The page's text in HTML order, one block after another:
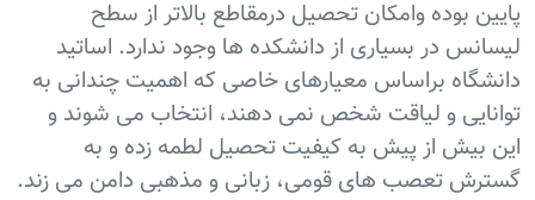
پایین بوده وامکان تحصیل درمقاطع بالاتر از سطح
لیسانس در بسیاری از دانشکده ها وجود ندارد. اساتید
دانشگاه براساس معیارهای خاصی که اهمیت چندانی به
توانایی و لیاقت شخص نمی دهند، انتخاب می شوند و
این بیش از پیش به کیفیت تحصیل لطمه زده و به
گسترش تعصب های قومی، زبانی و مذهبی دامن می زند.